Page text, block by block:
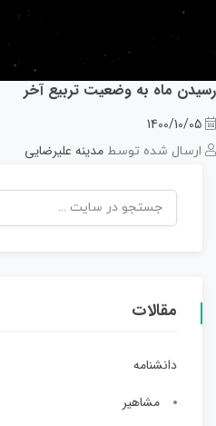
رسیدن ماه به وضعیت تربیع آخر
1400/10/05
ارسال شده توسط مدینه علیرضایی
مقالات
دانشنامه
مشاهیر